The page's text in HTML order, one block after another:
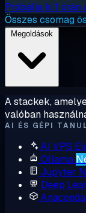
Próbálja ki 1 órán
Összes csomag
A stackek,
valóban
AI ÉS GÉPI
AI VPS
Ollama
Jupyter
Deep
Anaconda